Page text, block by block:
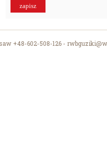
+48-602-508-126 -